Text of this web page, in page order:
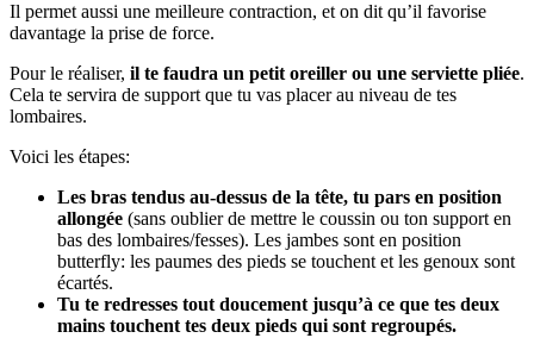
Il permet aussi une meilleure contraction, et on dit qu’il favorise
davantage la prise de force.
Pour le réaliser, il te faudra un petit oreiller ou une serviette pliée.
Cela te servira de support que tu vas placer au niveau de tes
lombaires.
Voici les étapes:
Les bras tendus au-dessus de la tête, tu pars en position
allongée (sans oublier de mettre le coussin ou ton support en
bas des lombaires/fesses). Les jambes sont en position
butterfly: les paumes des pieds se touchent et les genoux sont
écartés.
Tu te redresses tout doucement jusqu’à ce que tes deux
mains touchent tes deux pieds qui sont regroupés.